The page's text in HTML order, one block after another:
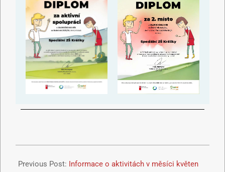
Previous Post: Informace o aktivitách v měsíci květen